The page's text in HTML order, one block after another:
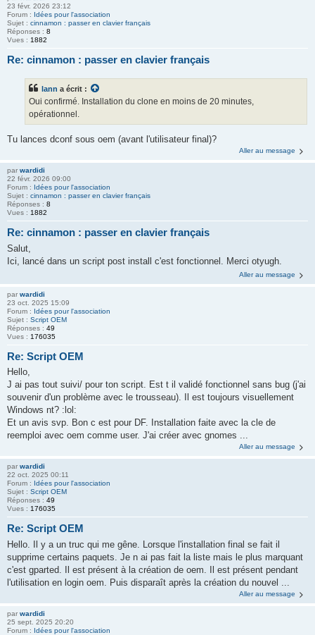
23 févr. 2026 23:12
Forum : Idées pour l'association
Sujet : cinnamon : passer en clavier français
Réponses : 8
Vues : 1882
Re: cinnamon : passer en clavier français
lann a écrit :
Oui confirmé. Installation du clone en moins de 20 minutes,
opérationnel.
Tu lances dconf sous oem (avant l'utilisateur final)?
Aller au message
par wardidi
22 févr. 2026 09:00
Forum : Idées pour l'association
Sujet : cinnamon : passer en clavier français
Réponses : 8
Vues : 1882
Re: cinnamon : passer en clavier français
Salut,
Ici, lancé dans un script post install c'est fonctionnel. Merci otyugh.
Aller au message
par wardidi
23 oct. 2025 15:09
Forum : Idées pour l'association
Sujet : Script OEM
Réponses : 49
Vues : 176035
Re: Script OEM
Hello,
J ai pas tout suivi/ pour ton script. Est t il validé fonctionnel sans bug (j'ai
souvenir d'un problème avec le trousseau). Il est toujours visuellement
Windows nt? :lol:
Et un avis svp. Bon c est pour DF. Installation faite avec la cle de
reemploi avec oem comme user. J'ai créer avec gnomes ...
Aller au message
par wardidi
22 oct. 2025 00:11
Forum : Idées pour l'association
Sujet : Script OEM
Réponses : 49
Vues : 176035
Re: Script OEM
Hello. Il y a un truc qui me gêne. Lorsque l'installation final se fait il
supprime certains paquets. Je n ai pas fait la liste mais le plus marquant
c'est gparted. Il est présent à la création de oem. Il est présent pendant
l'utilisation en login oem. Puis disparaît après la création du nouvel ...
Aller au message
par wardidi
25 sept. 2025 20:20
Forum : Idées pour l'association